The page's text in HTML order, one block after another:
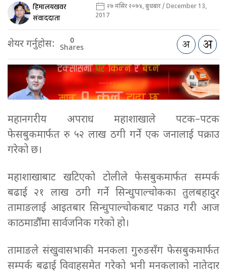
हिमालयखवर
संवाददाता
२७ मंसिर २०७४, बुधबार / December 13,
2017
शेयर गर्नुहोस: 0
Shares
महानगरीय अपराध महाशाखाले पटक–पटक
फेसबुकमार्फत रु ५२ लाख ठगी गर्ने एक जनालाई पक्राउ
गरेको छ।
महाशाखाबाट खटिएको टोलीले फेसबुकमार्फत सम्पर्क
बढाई २१ लाख ठगी गर्ने सिन्धुपाल्चोकका तुलबहादुर
तामाङलाई आइतबार सिन्धुपाल्चोकबाट पक्राउ गरी आज
काठमाडौँमा सार्वजनिक गरेको हो।
तामाङले संखुवासभाकी मनकला गुरुङसँग फेसबुकमार्फत
सम्पर्क बढाई विवाहसमेत गरेको भनी मनकलाको नातेदार